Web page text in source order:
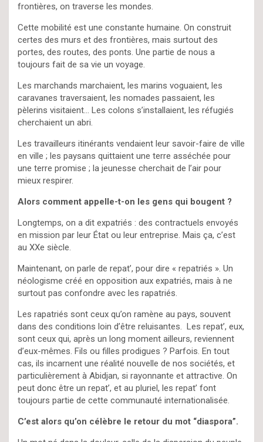
frontières, on traverse les mondes.
Cette mobilité est une constante humaine. On construit
certes des murs et des frontières, mais surtout des
portes, des routes, des ponts. Une partie de nous a
toujours fait de sa vie un voyage.
Les marchands marchaient, les marins voguaient, les
caravanes traversaient, les nomades passaient, les
pèlerins visitaient… Les colons s’installaient, les réfugiés
cherchaient un abri.
Les travailleurs itinérants vendaient leur savoir-faire de ville
en ville ; les paysans quittaient une terre asséchée pour
une terre promise ; la jeunesse cherchait de l’air pour
mieux respirer.
Alors comment appelle-t-on les gens qui bougent ?
Longtemps, on a dit expatriés : des contractuels envoyés
en mission par leur État ou leur entreprise. Mais ça, c’est
au XXe siècle.
Maintenant, on parle de repat’, pour dire « repatriés ». Un
néologisme créé en opposition aux expatriés, mais à ne
surtout pas confondre avec les rapatriés.
Les rapatriés sont ceux qu’on ramène au pays, souvent
dans des conditions loin d’être reluisantes. Les repat’, eux,
sont ceux qui, après un long moment ailleurs, reviennent
d’eux-mêmes. Fils ou filles prodigues ? Parfois. En tout
cas, ils incarnent une réalité nouvelle de nos sociétés, et
particulièrement à Abidjan, si rayonnante et attractive. On
peut donc être un repat’, et au pluriel, les repat’ font
toujours partie de cette communauté internationalisée.
C’est alors qu’on célèbre le retour du mot “diaspora”.